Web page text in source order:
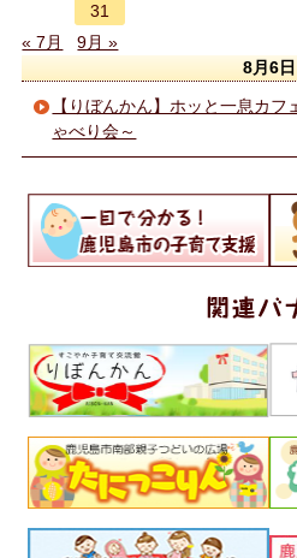
31
« 7月
9月 »
8月6日
【りぼんかん】ホッと一息カ
ゃべり会～